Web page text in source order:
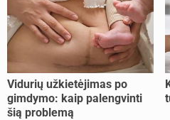
Vidurių užkietėjimas po
gimdymo: kaip palengvinti
šią problemą